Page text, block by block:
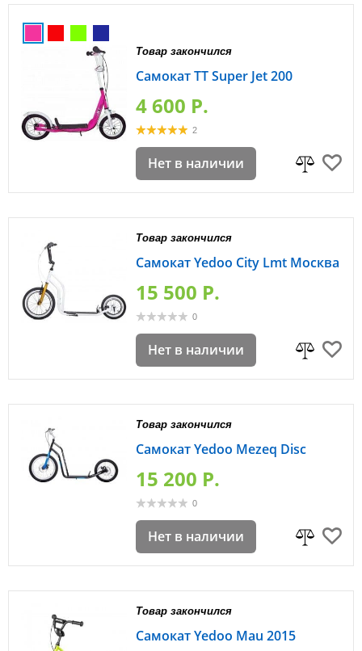
Товар закончился
Самокат TT Super Jet 200
4 600 P.
2
Нет в наличии
Товар закончился
Самокат Yedoo City Lmt Москва
15 500 P.
0
Нет в наличии
Товар закончился
Самокат Yedoo Mezeq Disc
15 200 P.
0
Нет в наличии
Товар закончился
Самокат Yedoo Mau 2015